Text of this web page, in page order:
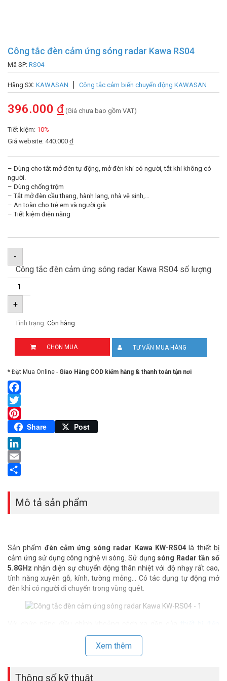
Công tắc đèn cảm ứng sóng radar Kawa RS04
Mã SP: RS04
Hãng SX: KAWASAN Công tắc cảm biến chuyển động KAWASAN
396.000 đ (Giá chưa bao gồm VAT)
Tiết kiệm: 10%
Giá website: 440.000 đ
– Dùng cho tắt mở đèn tự động, mở đèn khi có người, tắt khi không có
người.
– Dùng chống trộm
– Tắt mở đèn cầu thang, hành lang, nhà vệ sinh,…
– An toàn cho trẻ em và người già
– Tiết kiệm điện năng
-
Công tắc đèn cảm ứng sóng radar Kawa RS04 số lượng
+
Tình trạng: Còn hàng
CHỌN MUA TƯ VẤN MUA HÀNG
* Đặt Mua Online - Giao Hàng COD kiểm hàng & thanh toán tận nơi
Facebook
Twitter
Pinterest
Share Post
LinkedIn
Email
Mô tả sản phẩm
Sản phẩm đèn cảm ứng sóng radar Kawa KW-RS04là thiết bị
cảm ứng sử dụng công nghệ vi sóng. Sử dụng sóng Radar tần số
5.8GHz nhận diện sự chuyển động thân nhiệt với độ nhạy rất cao,
tính năng xuyên gỗ, kính, tường mỏng… Có tác dụng tự động mở
đèn khi có người di chuyển trong vùng quét.
Kawa KW-RS04, kết hợp cùng với chức năng điều chỉnh
được độ LUX (sáng/tối) của môi trường nếu đủ sáng thì không cần
mở đèn để tiết kiệm điện.
Xem thêm
Thông số kỹ thuật